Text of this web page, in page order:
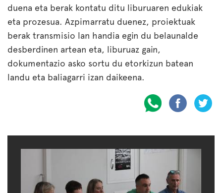
duena eta berak kontatu ditu liburuaren edukiak
eta prozesua. Azpimarratu duenez, proiektuak
berak transmisio lan handia egin du belaunalde
desberdinen artean eta, liburuaz gain,
dokumentazio asko sortu du etorkizun batean
landu eta baliagarri izan daikeena.